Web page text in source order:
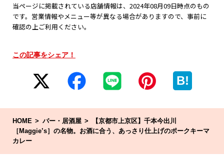
当ページに掲載されている店舗情報は、2024年08月09日時点のもの
です。営業情報やメニュー等が異なる場合がありますので、事前に
確認の上ご利用ください。
この記事をシェア！
B!
HOME バー・居酒屋
【京都市上京区】千本今出川
［Maggie’s］の名物。お酒に合う、あっさり仕上げのポークキーマ
カレー